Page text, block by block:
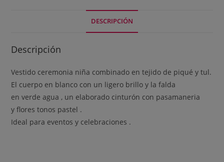
DESCRIPCIÓN
Descripción
Vestido ceremonia niña combinado en tejido de piqué y tul.
El cuerpo en blanco con un ligero brillo y la falda
en verde agua , un elaborado cinturón con pasamaneria
y flores tonos pastel .
Ideal para eventos y celebraciones .